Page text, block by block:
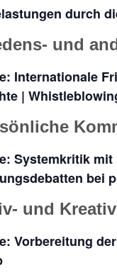
durch
und
Internationale
|
Systemkritik mit
bei
und
Vorbereitung